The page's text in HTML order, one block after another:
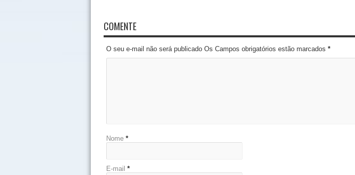
COMENTE
O seu e-mail não será publicado Os Campos obrigatórios estão marcados *
Nome *
E-mail *